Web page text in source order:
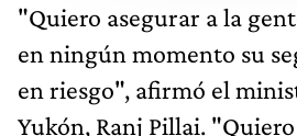
"Quiero asegurar a la
en ningún momento su
en riesgo", afirmó el
Yukón, Ranj Pillai.